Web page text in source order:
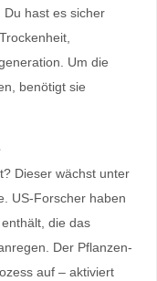
hast es sicher
Um die
benötigt sie
Dieser wächst unter
US-Forscher haben
die das
Der Pflanzen-
auf – aktiviert